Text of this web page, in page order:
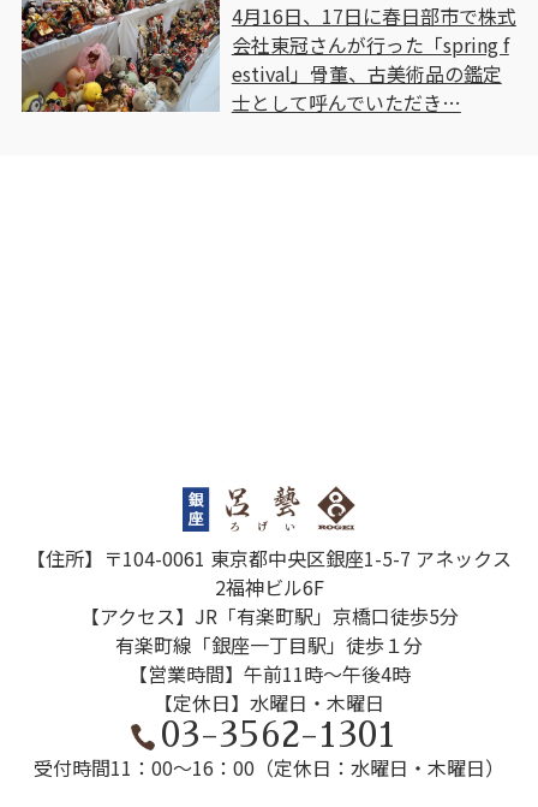
4月16日、17日に春日部市で株式
会社東冠さんが行った「spring f
estival」骨董、古美術品の鑑定
士として呼んでいただき…
【住所】〒104-0061 東京都中央区銀座1-5-7 アネックス
2福神ビル6F
【アクセス】JR「有楽町駅」京橋口徒歩5分
有楽町線「銀座一丁目駅」徒歩１分
【営業時間】午前11時～午後4時
【定休日】水曜日・木曜日
03-3562-1301
受付時間11：00～16：00（定休日：水曜日・木曜日）